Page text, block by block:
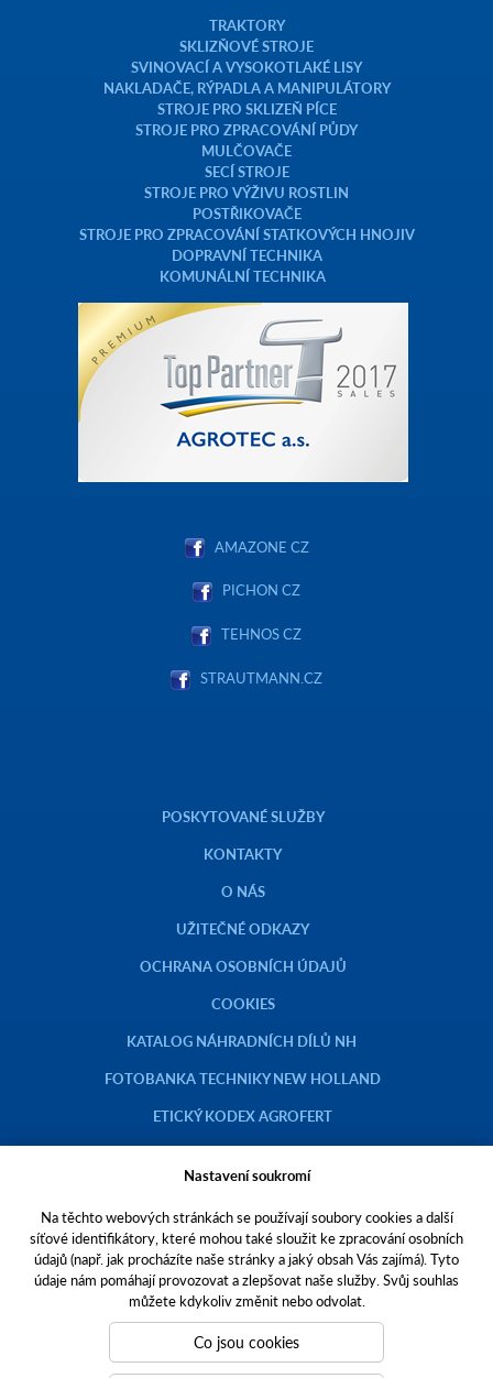
TRAKTORY
SKLIZŇOVÉ STROJE
SVINOVACÍ A VYSOKOTLAKÉ LISY
NAKLADAČE, RÝPADLA A MANIPULÁTORY
STROJE PRO SKLIZEŇ PÍCE
STROJE PRO ZPRACOVÁNÍ PŮDY
MULČOVAČE
SECÍ STROJE
STROJE PRO VÝŽIVU ROSTLIN
POSTŘIKOVAČE
STROJE PRO ZPRACOVÁNÍ STATKOVÝCH HNOJIV
DOPRAVNÍ TECHNIKA
KOMUNÁLNÍ TECHNIKA
AMAZONE CZ
PICHON CZ
TEHNOS CZ
STRAUTMANN.CZ
POSKYTOVANÉ SLUŽBY
KONTAKTY
O NÁS
UŽITEČNÉ ODKAZY
OCHRANA OSOBNÍCH ÚDAJŮ
COOKIES
KATALOG NÁHRADNÍCH DÍLŮ NH
FOTOBANKA TECHNIKY NEW HOLLAND
ETICKÝ KODEX AGROFERT
Copyright © 2023 AGROTEC a.s.
Toto jsou internetové stránky společnosti AGROTEC a. s., se sídlem v
Hustopečích, Brněnská 74, PSČ 69301, IČO 00544957,
zapsané v OR vedeném Krajským soudem v Brně, oddíl B, vložka 138.
Společnost AGROTEC a.s. je členem koncernu AGROFERT řízeného
společností AGROFERT, a.s.,
Nastavení soukromí
Na těchto webových stránkách se používají soubory cookies a další
síťové identifikátory, které mohou také sloužit ke zpracování osobních
údajů (např. jak procházíte naše stránky a jaký obsah Vás zajímá). Tyto
údaje nám pomáhají provozovat a zlepšovat naše služby. Svůj souhlas
můžete kdykoliv změnit nebo odvolat.
Co jsou cookies